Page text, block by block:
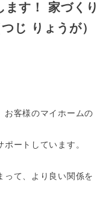
ます！ 家づくり
じ りょうが）
お客様のマイホームの
ートしています。
って、より良い関係を